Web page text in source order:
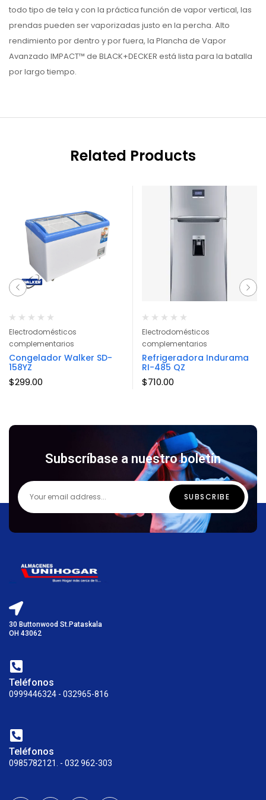
todo tipo de tela y con la práctica función de vapor vertical, las
prendas pueden ser vaporizadas justo en la percha. Alto
rendimiento por dentro y por fuera, la Plancha de Vapor
Avanzado IMPACT™ de BLACK+DECKER está lista para la batalla
por largo tiempo.
Related Products
Electrodomésticos
complementarios
Congelador Walker SD-
158YZ
$299.00
Electrodomésticos
complementarios
Refrigeradora Indurama
RI-485 QZ
$710.00
Subscríbase a nuestro boletín
30 Buttonwood St.Pataskala
OH 43062
Teléfonos
0999446324 - 032965-816
Teléfonos
0985782121. - 032 962-303